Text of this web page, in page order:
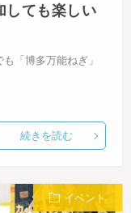
しても楽しい
「博多万能ねぎ」
続きを読む
イベント